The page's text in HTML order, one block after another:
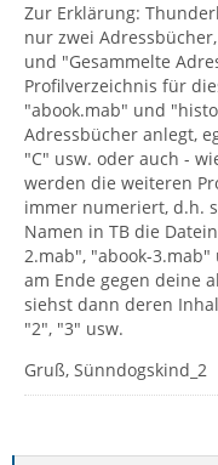
Zur Erklärung:
nur zwei
und "Gesammelte
Profilverzeichnis für
"abook.mab" und
Adressbücher anlegt,
"C" usw. oder auch -
werden die weiteren
immer numeriert, d.h.
Namen in TB die
2.mab", "abook-
am Ende gegen deine
siehst dann deren
"2", "3" usw.
Gruß, Sünndogskind_2